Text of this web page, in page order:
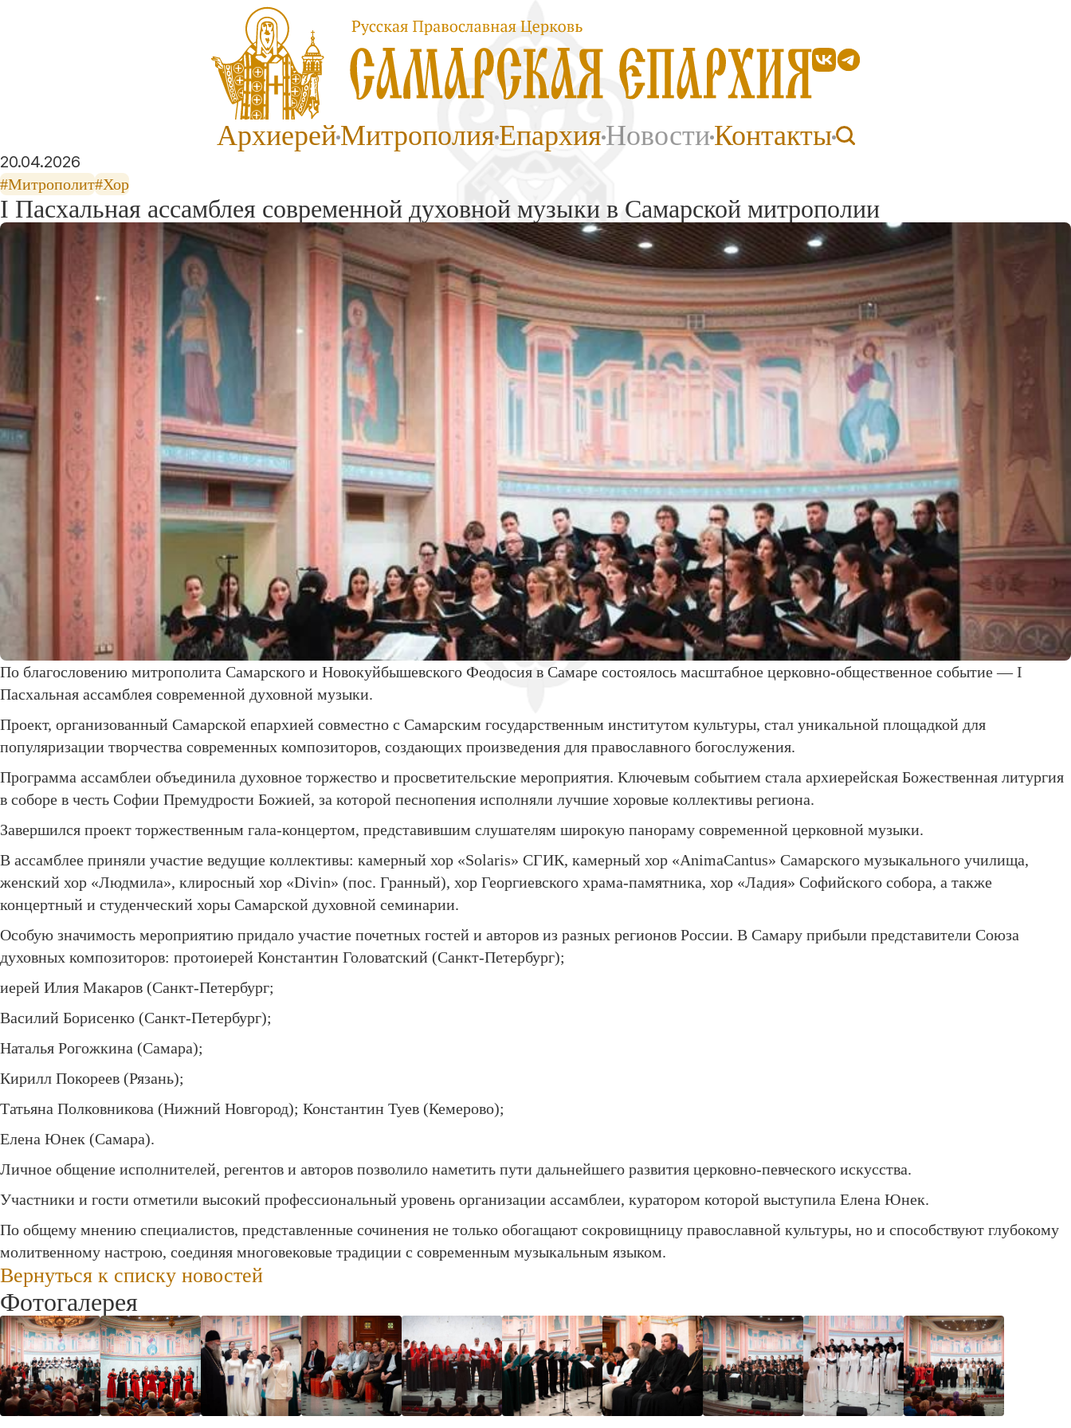
АрхиерейМитрополияЕпархияНовостиКонтакты
20.04.2026
#Митрополит#Хор
I Пасхальная ассамблея современной духовной музыки в Самарской митрополии
По благословению митрополита Самарского и Новокуйбышевского Феодосия в Самаре состоялось масштабное церковно-общественное событие — I
Пасхальная ассамблея современной духовной музыки.
Проект, организованный Самарской епархией совместно с Самарским государственным институтом культуры, стал уникальной площадкой для
популяризации творчества современных композиторов, создающих произведения для православного богослужения.
Программа ассамблеи объединила духовное торжество и просветительские мероприятия. Ключевым событием стала архиерейская Божественная литургия
в соборе в честь Софии Премудрости Божией, за которой песнопения исполняли лучшие хоровые коллективы региона.
Завершился проект торжественным гала-концертом, представившим слушателям широкую панораму современной церковной музыки.
В ассамблее приняли участие ведущие коллективы: камерный хор «Solaris» СГИК, камерный хор «AnimaCantus» Самарского музыкального училища,
женский хор «Людмила», клиросный хор «Divin» (пос. Гранный), хор Георгиевского храма-памятника, хор «Ладия» Софийского собора, а также
концертный и студенческий хоры Самарской духовной семинарии.
Особую значимость мероприятию придало участие почетных гостей и авторов из разных регионов России. В Самару прибыли представители Союза
духовных композиторов: протоиерей Константин Головатский (Санкт-Петербург);
иерей Илия Макаров (Санкт-Петербург;
Василий Борисенко (Санкт-Петербург);
Наталья Рогожкина (Самара);
Кирилл Покореев (Рязань);
Татьяна Полковникова (Нижний Новгород); Константин Туев (Кемерово);
Елена Юнек (Самара).
Личное общение исполнителей, регентов и авторов позволило наметить пути дальнейшего развития церковно-певческого искусства.
Участники и гости отметили высокий профессиональный уровень организации ассамблеи, куратором которой выступила Елена Юнек.
По общему мнению специалистов, представленные сочинения не только обогащают сокровищницу православной культуры, но и способствуют глубокому
молитвенному настрою, соединяя многовековые традиции с современным музыкальным языком.
Вернуться к списку новостей
Фотогалерея